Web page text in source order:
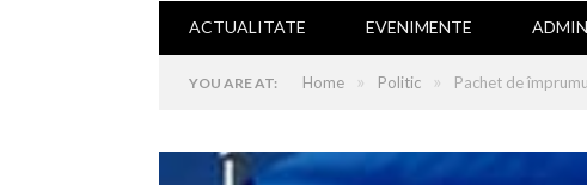
ACTUALITATE EVENIMENTE
YOU ARE AT: Home » Politic » Pachet de